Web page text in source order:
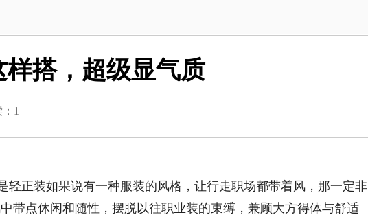
搭，超级显气质
1
轻正装如果说有一种服装的风格，让行走职场都带着风，那一定非
带点休闲和随性，摆脱以往职业装的束缚，兼顾大方得体与舒适